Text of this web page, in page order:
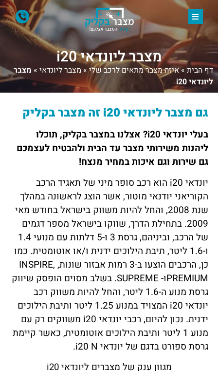
מצבר ליונדאי i20
דף הבית»איזה מצבר מתאים לרכב שלי» מצבר ליונדאי » מצבר
ליונדאי i20
גם מצבר ליונדאי i20 זה מצבר בקליק
בעלי יונדאי i20? אצלנו במצבר בקליק, תוכלו
ליהנות משירותי מצבר עד הבית ולהבטיח לעצמכם
גם שירות וגם איכות במחיר מנצח!
יונדאי i20 הוא רכב סופר מיני של תאגיד הרכב
הקוריאני יודנאי מוטור, אשר הוצג לראשונה במהלך
שנת 2008, והחל להיות משווק בישראל בחודש מאי
2009. בתחילת הדרך, שווקו בישראל מספר דגמים
של הרכב, וביניהם, גרסת 3 ו-5 דלתות עם מנועי 1.4
ו-1.6 ליטר, תיבת הילוכים ידנית ו/או אוטומטית. כמו
כן, הרכבים הוצעו ב-3 רמות אבזור שונות, INSPIRE,
PREMIUMו- SUPREME.
בשלב מסוים הופסק שיווק
גרסת מנוע ה-1.6 ליטר, והחל להיות משווק רכב
יונדאי i20
המצויד במנוע 1.25 ליטר ותיבת הילוכים
ידנית. נכון להיום, רכבי יונדאי i20 משווקים רק עם
מנוע 1 ליטר ותיבת הילוכים אוטומטית, כאשר קיימת
גרסת ספורט בדגם של יונדאי
i20 N
.
מגוון ענק של מצברים ליונדאי i20